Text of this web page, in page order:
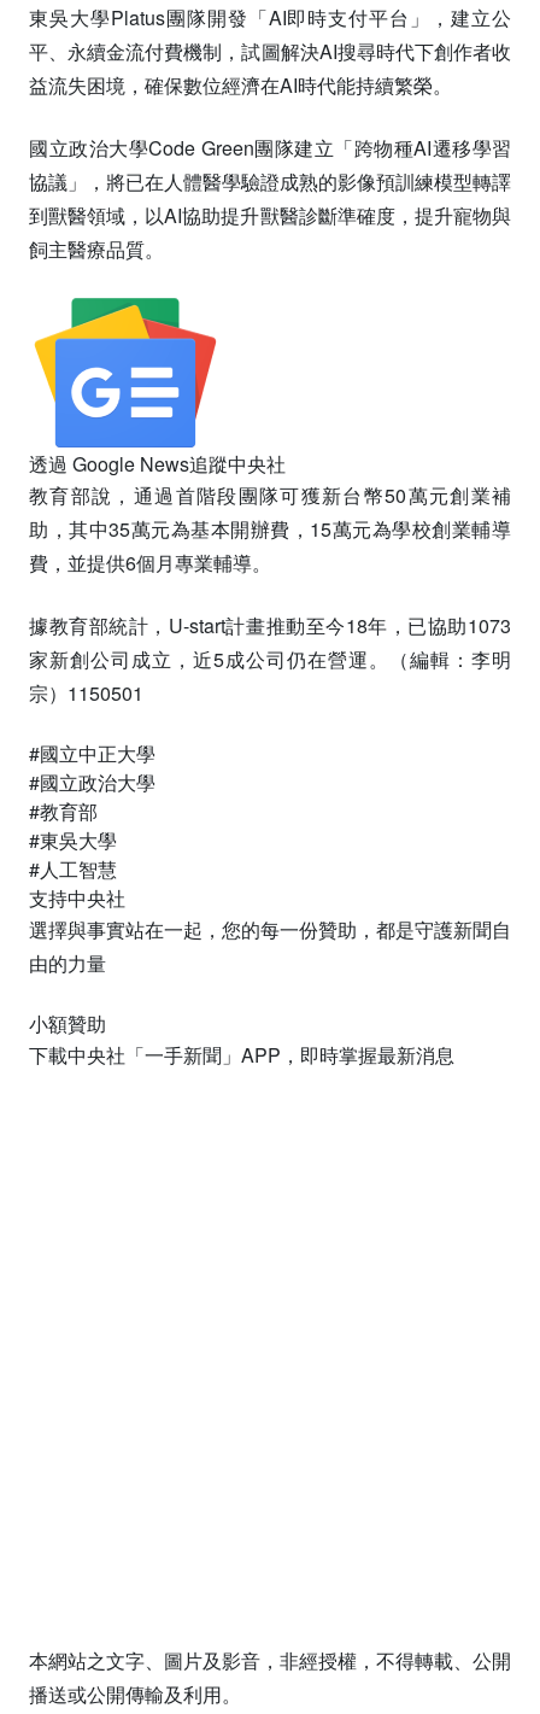
東吳大學Platus團隊開發「AI即時支付平台」，建立公
平、永續金流付費機制，試圖解決AI搜尋時代下創作者收
益流失困境，確保數位經濟在AI時代能持續繁榮。
國立政治大學Code Green團隊建立「跨物種AI遷移學習
協議」，將已在人體醫學驗證成熟的影像預訓練模型轉譯
到獸醫領域，以AI協助提升獸醫診斷準確度，提升寵物與
飼主醫療品質。
透過 Google News追蹤中央社
教育部說，通過首階段團隊可獲新台幣50萬元創業補
助，其中35萬元為基本開辦費，15萬元為學校創業輔導
費，並提供6個月專業輔導。
據教育部統計，U-start計畫推動至今18年，已協助1073
家新創公司成立，近5成公司仍在營運。（編輯：李明
宗）1150501
#國立中正大學
#國立政治大學
#教育部
#東吳大學
#人工智慧
支持中央社
選擇與事實站在一起，您的每一份贊助，都是守護新聞自
由的力量
小額贊助
下載中央社「一手新聞」APP，即時掌握最新消息
本網站之文字、圖片及影音，非經授權，不得轉載、公開
播送或公開傳輸及利用。